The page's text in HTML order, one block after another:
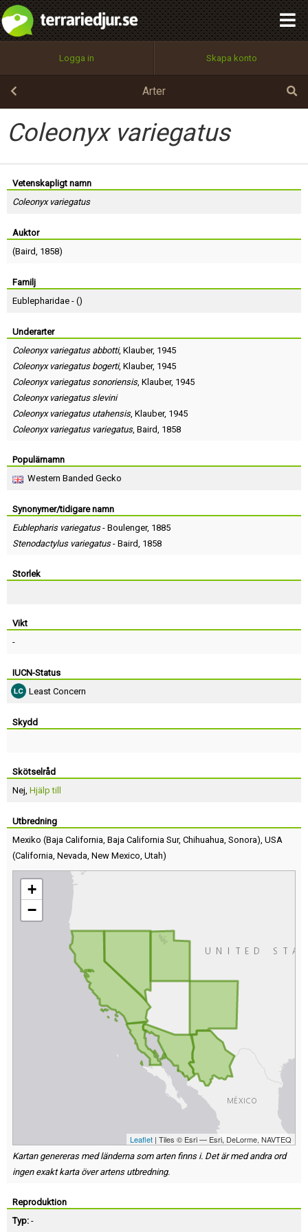
Logga in Skapa konto
Arter
Coleonyx variegatus
Vetenskapligt namn
Coleonyx variegatus
Auktor
(Baird, 1858)
Familj
Eublepharidae - ()
Underarter
Coleonyx variegatus abbotti, Klauber, 1945
Coleonyx variegatus bogerti, Klauber, 1945
Coleonyx variegatus sonoriensis, Klauber, 1945
Coleonyx variegatus slevini
Coleonyx variegatus utahensis, Klauber, 1945
Coleonyx variegatus variegatus, Baird, 1858
Populärnamn
Western Banded Gecko
Synonymer/tidigare namn
Eublepharis variegatus- Boulenger, 1885
Stenodactylus variegatus- Baird, 1858
Storlek
Vikt
-
IUCN-Status
Least Concern
Skydd
Skötselråd
Nej, Hjälp till
Utbredning
Mexiko (Baja California, Baja California Sur, Chihuahua, Sonora), USA
(California, Nevada, New Mexico, Utah)
+
−
Leaflet | Tiles © Esri — Esri, DeLorme, NAVTEQ
Kartan genereras med länderna som arten finns i. Det är med andra ord
ingen exakt karta över artens utbredning.
Reproduktion
Typ: -
Utför
100%
OK
integritetspolicy
Namn:
Epost:
Lösenord:
Terms of Service
Begär nytt lösenord
Tillbaka till förstasidan